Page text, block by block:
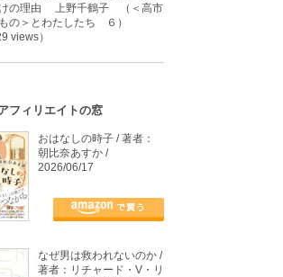
の理由 上野千鶴子 （＜高市
の＞とわたしたち ６）
views）
フィリエイトの窓
おはなしの時子 / 著者：
朝比奈あすか /
2026/06/17
なぜ男は救われないのか /
著者：リチャード・V・リ